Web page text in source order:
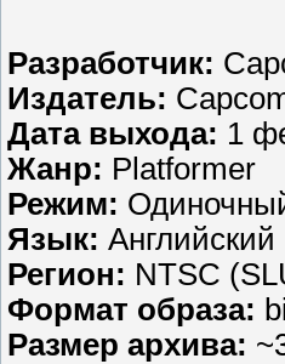
Разработчик:
Издатель:
Дата выхода: 1
Жанр: Platformer
Режим:
Язык: Английский
Регион: NTSC
Формат образа:
Размер архива: